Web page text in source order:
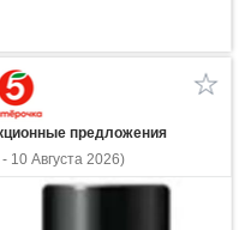
предложения
10 Августа 2026)